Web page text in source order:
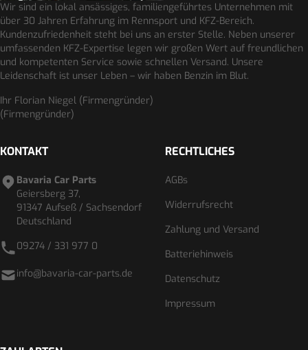
Wir sind ein lokal ansässiges, familiengeführtes Unternehmen mit
über 30 Jahren Erfahrung im Rennsport und KFZ-Bereich.
Kundenzufriedenheit steht bei uns an erster Stelle. Neben unserer
umfassenden KFZ-Expertise legen wir großen Wert auf freundlichen
und kompetenten Service sowie schnellen Versand. Unsere
Leidenschaft ist unser Leben – wir haben Benzin im Blut.
Ihr Florian Niegel (Firmengründer)
(Firmengründer)
KONTAKT
Bavaria Car Parts
Geiersberg 37,
91347 Aufseß / Sachsendorf
Deutschland
09274 / 331 977 0
info@bavaria-car-parts.de
RECHTLICHES
AGBs
Widerrufsrecht
Zahlung und Versand
Batteriehinweis
Datenschutz
Impressum